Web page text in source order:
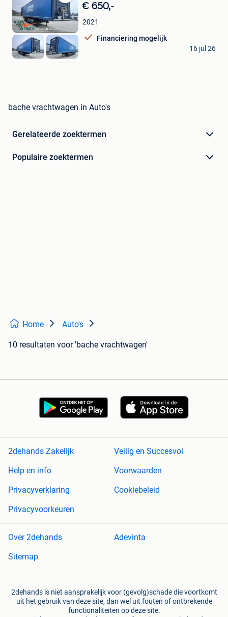
Bewaren
in
Mijn
Favorieten
€ 650,-
2021
Financiering mogelijk
MrLease
Hooglede
16 jul 26
bache vrachtwagen in Auto's
Gerelateerde zoektermen
Populaire zoektermen
Home Auto's
10 resultaten voor 'bache vrachtwagen'
2dehands Zakelijk
Veilig en Succesvol
Help en info
Voorwaarden
Privacyverklaring
Cookiebeleid
Privacyvoorkeuren
Over 2dehands
Adevinta
Sitemap
2dehands is niet aansprakelijk voor (gevolg)schade die voortkomt
uit het gebruik van deze site, dan wel uit fouten of ontbrekende
functionaliteiten op deze site.